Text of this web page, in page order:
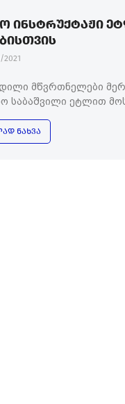
ᲘᲜᲡᲢᲠᲣᲥᲢᲐᲟᲘ
2021
მწვრთნელები
საბაშვილი ეტლით
ᲜᲐᲮᲕᲐ